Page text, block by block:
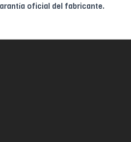
oficial del fabricante.